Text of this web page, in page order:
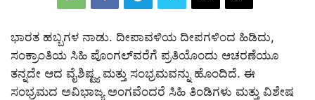
ಭಾರತ ಹಬ್ಬಗಳ ನಾಡು. ದೀಪಾವಳಿಯ ದೀಪಗಳಿಂದ ಹಿಡಿದು,
ಸಂಕ್ರಾಂತಿಯ ಸಿಹಿ ಪೊಂಗಲ್‌ವರೆಗೆ ಪ್ರತಿಯೊಂದು ಆಚರಣೆಯೂ
ತನ್ನದೇ ಆದ ವೈಶಿಷ್ಟ್ಯ ಮತ್ತು ಸಂಭ್ರಮವನ್ನು ಹೊಂದಿದೆ. ಈ
ಸಂಭ್ರಮದ ಅವಿಭಾಜ್ಯ ಅಂಗವೆಂದರೆ ಸಿಹಿ ತಿಂಡಿಗಳು ಮತ್ತು ವಿಶೇಷ